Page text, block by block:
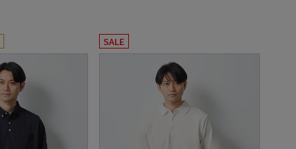
SALE